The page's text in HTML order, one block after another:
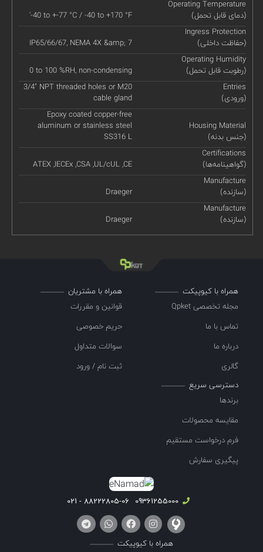
Operating Temperature
(دمای قابل تحمل)
'-40 to +-77 °C / -40 to +170 °F
Ingress Protection
(حفاظت داخلی)
IP65/66/67, NEMA 4X &amp; 7
Operating Humidity
(رطوبت قابل تحمل)
0 to 100 %RH, non-condensing
Entries
(ورودی)
3/4" NPT threaded holes or M20
cable gland
Housing Material
(جنس بدنه)
Epoxy coated copper-free
aluminum or stainless steel
SS316 L
Certifications
(گواهینامه‌ها)
ATEX ,IECEx ,CSA ,UL/cUL ,CE
Manufacture
(سازنده)
Draeger
Manufacture
(سازنده)
Draeger
همراه با کیوپیکت
مجله تخصصی Qpket
تماس با ما
درباره ما
گالری
همراه با مشتریان
قوانین و مقررات
حریم خصوصی
سوالات متداول
ثبت نام / ورود
دسترسی سریع
برندها
مقایسه محصولات
فرم درخواست مستقیم
پیگیری سفارش
09361255000
88222805-06 - 021
همراه با کیوپیکت